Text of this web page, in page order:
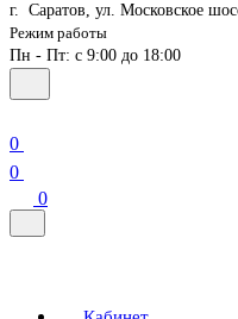
г. Саратов, ул. Московское
Режим работы
Пн - Пт: с 9:00 до 18:00
0
0
0